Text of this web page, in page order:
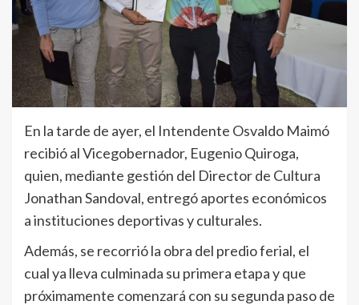
En la tarde de ayer, el Intendente Osvaldo Maimó
recibió al Vicegobernador, Eugenio Quiroga,
quien, mediante gestión del Director de Cultura
Jonathan Sandoval, entregó aportes económicos
a instituciones deportivas y culturales.
Además, se recorrió la obra del predio ferial, el
cual ya lleva culminada su primera etapa y que
próximamente comenzará con su segunda paso de